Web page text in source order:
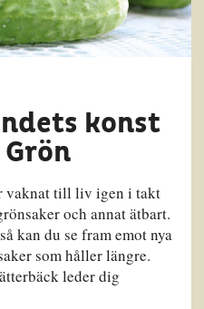
konst
vaknat till liv igen i takt
och annat ätbart.
kan du se fram emot nya
som håller längre.
leder dig